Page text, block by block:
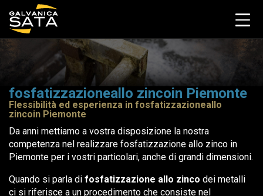
fosfatizzazioneallo zincoin Piemonte
Flessibilità ed esperienza in fosfatizzazioneallo
zincoin Piemonte
Da anni mettiamo a vostra disposizione la nostra
competenza nel realizzare fosfatizzazione allo zinco in
Piemonte per i vostri particolari, anche di grandi dimensioni.
Quando si parla di fosfatizzazione allo zinco dei metalli
ci si riferisce a un procedimento che consiste nel